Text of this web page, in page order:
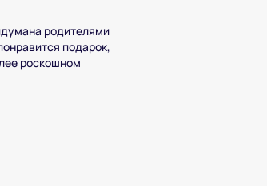
родителями
подарок,
роскошном